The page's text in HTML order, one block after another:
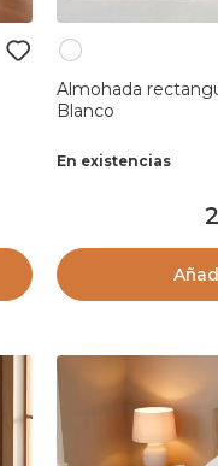
Almohada
Blanco
En existencias